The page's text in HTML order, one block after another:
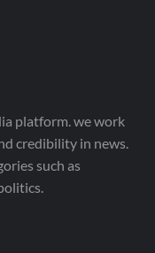
platform. we work
credibility in news.
such as